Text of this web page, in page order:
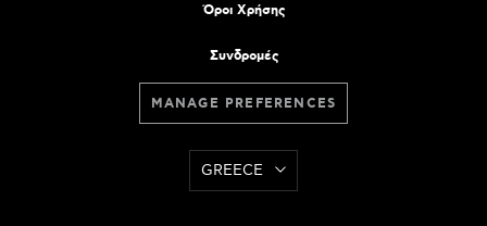
Όροι Χρήσης
Συνδρομές
MANAGE PREFERENCES
GREECE